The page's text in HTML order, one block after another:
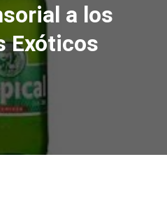
a los
Exóticos